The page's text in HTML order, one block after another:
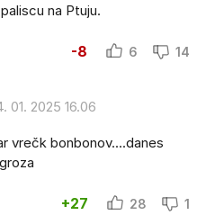
na Ptuju.
-8 6 14
01. 2025 16.06
vrečk bonbonov....danes
+27 28 1